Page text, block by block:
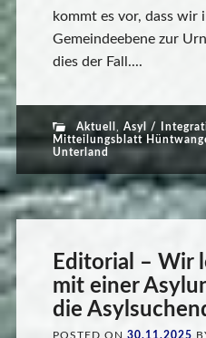
kommt es vor, dass wir
Gemeindeebene zur
dies der Fall....
Aktuell , Asyl /
Mitteilungsblatt
Unterland
Editorial – Wir
mit einer
die
POSTED ON 30.11.2025